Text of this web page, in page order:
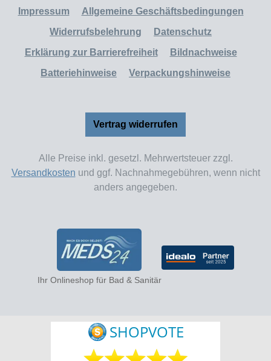
Impressum
Allgemeine Geschäftsbedingungen
Widerrufsbelehrung
Datenschutz
Erklärung zur Barrierefreiheit
Bildnachweise
Batteriehinweise
Verpackungshinweise
Vertrag widerrufen
Alle Preise inkl. gesetzl. Mehrwertsteuer zzgl.
Versandkosten und ggf. Nachnahmegebühren, wenn nicht
anders angegeben.
Ihr Onlineshop für Bad & Sanitär